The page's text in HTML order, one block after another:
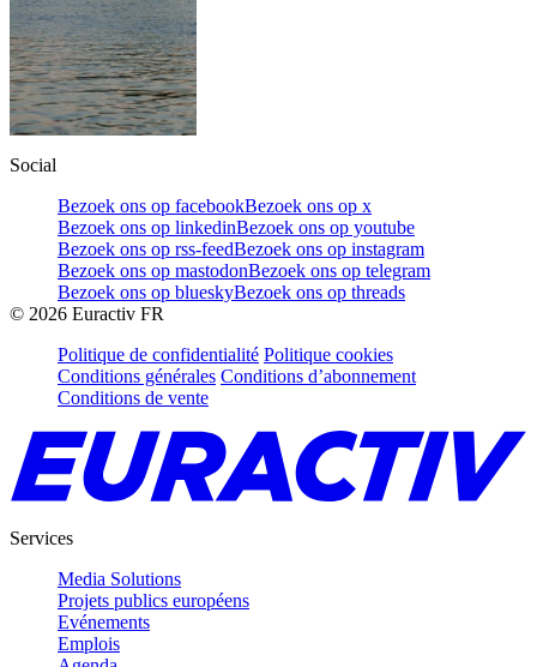
Social
Bezoek ons op facebookBezoek ons op x
Bezoek ons op linkedinBezoek ons op youtube
Bezoek ons op rss-feedBezoek ons op instagram
Bezoek ons op mastodonBezoek ons op telegram
Bezoek ons op blueskyBezoek ons op threads
© 2026 Euractiv FR
Politique de confidentialité Politique cookies
Conditions générales Conditions d’abonnement
Conditions de vente
Services
Media Solutions
Projets publics européens
Evénements
Emplois